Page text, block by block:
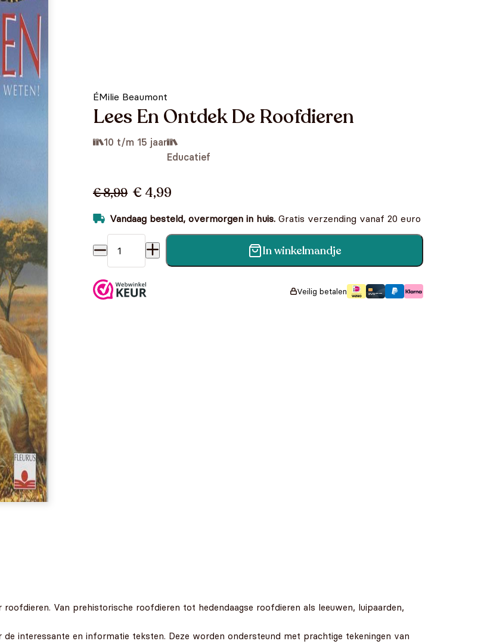
ÉMilie Beaumont
Lees En Ontdek De Roofdieren
10 t/m 15 jaar
Educatief
€ 8,99 € 4,99
Vandaag besteld, overmorgen in huis. Gratis verzending vanaf 20 euro
Lees En Ontdek De Roofdieren aantal In winkelmandje
Veilig betalen
Van prehistorische roofdieren tot hedendaagse roofdieren als leeuwen, luipaarden,
interessante en informatie teksten. Deze worden ondersteund met prachtige tekeningen van